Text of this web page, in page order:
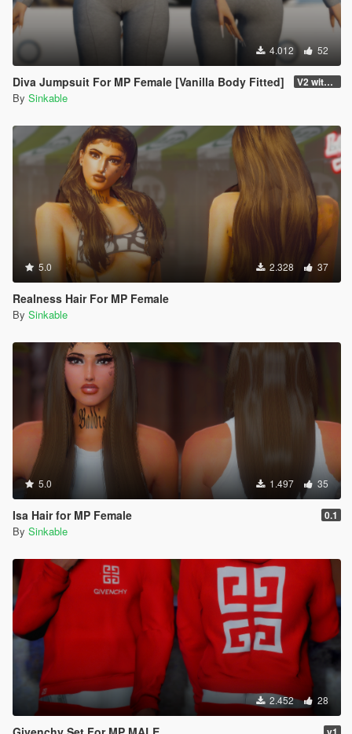
4.012 52
Diva Jumpsuit For MP Female [Vanilla Body Fitted] V2 with other textures
By Sinkable
5.0 2.328 37
Realness Hair For MP Female
By Sinkable
5.0 1.497 35
Isa Hair for MP Female 0.1
By Sinkable
2.452 28